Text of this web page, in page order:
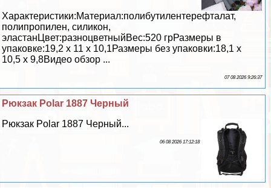
Хаpaктеристики:Материал:полибутилентерефталат,
полипропилен, силикон,
эластанЦвет:разноцветныйВес:520 грРазмеры в
упаковке:19,2 х 11 х 10,1Размеры без упаковки:18,1 х
10,5 х 9,8Видео обзор ...
07 08 2026 9:26:37
Рюкзак Polar 1887 Черный
Рюкзак Polar 1887 Черный...
06 08 2026 17:12:18